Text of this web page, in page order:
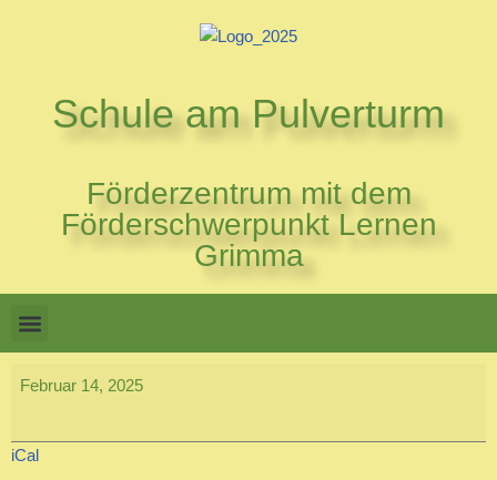
springenSchule am Pulverturm
Förderzentrum mit dem
Förderschwerpunkt Lernen
Grimma
Februar 14, 2025
iCal